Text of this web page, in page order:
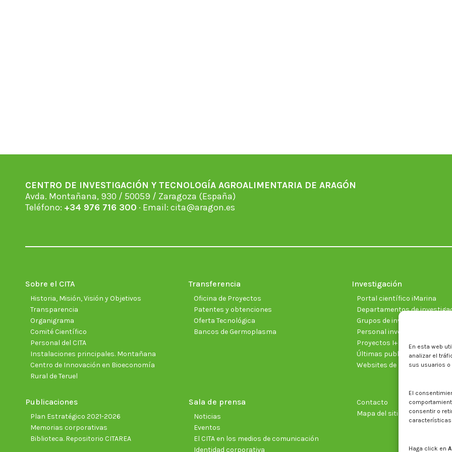
En esta web
analizar el
sus usuarios
El
consentir o
Haga click en
CENTRO DE INVESTIGACIÓN Y TECNOLOGÍA AGROALIMENTARIA DE ARAGÓN
Avda. Montañana, 930 / 50059 / Zaragoza (España)
Teléfono: +34 976 716 300 · Email: cita@aragon.es
Sobre el CITA
Historia, Misión, Visión y Objetivos
Transparencia
Organigrama
Comité Científico
Personal del CITA
Instalaciones principales. Montañana
Centro de Innovación en Bioeconomía
Rural de Teruel
Transferencia
Oficina de Proyectos
Patentes y obtenciones
Oferta Tecnológica
Bancos de Germoplasma
Investigación
Portal científico iMarina
Departamentos de
Grupos de investigación
Personal investigador
Proyectos I+D+I vigentes
Últimas publicaciones
Websites de proyectos
Publicaciones
Plan Estratégico 2021-2026
Memorias corporativas
Biblioteca. Repositorio CITAREA
Sala de prensa
Noticias
Eventos
El CITA en los medios de comunicación
Identidad corporativa
Contacto
Mapa del sitio web